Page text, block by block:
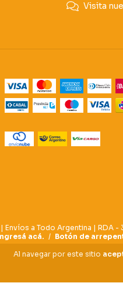
Al navegar por este sitio
Visita
a Todo Argentina | RDA
acá. / Botón de